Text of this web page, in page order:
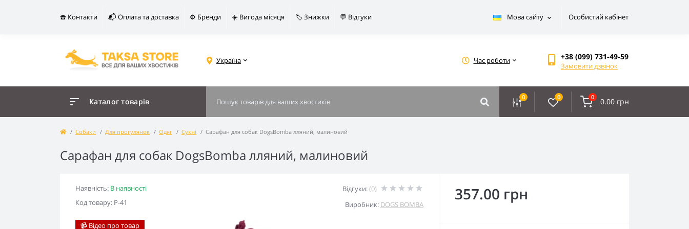
☎️ Контакти 📬 Оплата та доставка ⚙️ Бренди ☀️ Вигода місяця 🏷️ Знижки 💬 Відгуки Мова сайту Особистий кабінет
Україна Час роботи +38 (099) 731-49-59
Замовити дзвінок
Каталог товарів 0 0 0 0.00 грн
Собаки Для прогулянок Одяг Сукні Сарафан для собак DogsBomba лляний, малиновий
Сарафан для собак DogsBomba лляний, малиновий
Наявність: В наявності
Код товару: P-41
Відгуки:(0)
Виробник: DOGS BOMBA
📹 Відео про товар
357.00 грн